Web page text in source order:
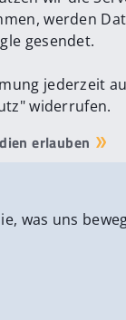
werden
gesendet.
jederzeit
widerrufen.
erlauben
was uns